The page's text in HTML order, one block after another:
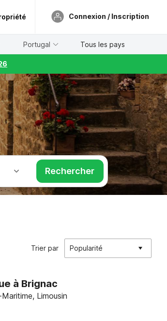
Connexion / Inscription
Portugal Tous les pays
Rechercher
Trier par Popularité
à Brignac
Limousin